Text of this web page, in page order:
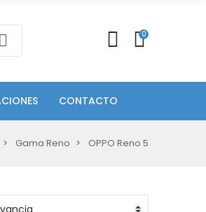
0
CONTACTO
Gama Reno OPPO Reno 5